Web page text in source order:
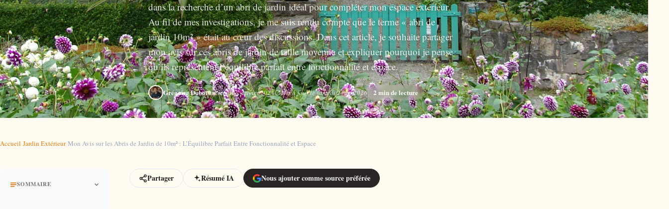
dans la recherche d’un abri de jardin idéal pour compléter mon espace extérieur.
Au fil de mes investigations, je me suis rendu compte que le terme « abri de
jardin 10m² » était au cœur des discussions. Dans cet article, je souhaite partager
mon avis sur ces abris de jardin de taille moyenne et expliquer pourquoi je pense
qu’ils représentent l’équilibre parfait entre fonctionnalité et espace.
Grégoire Duboismercredi 3 janvier 2024 Mis à jour le samedi 2 mai 2026 2 min de lecture
Accueil›Jardin Extérieur›Mon Avis sur les Abris de Jardin de 10m² : L’Équilibre Parfait Entre Fonctionnalité et Espace
SOMMAIRE
Partager Résumé IA Nous ajouter comme source préférée